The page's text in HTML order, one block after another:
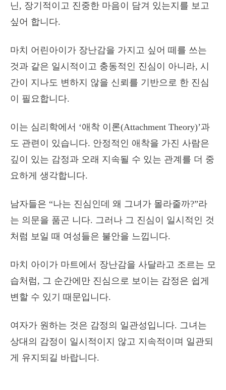
닌, 장기적이고 진중한 마음이 담겨 있는지를 보고
싶어 합니다.
마치 어린아이가 장난감을 가지고 싶어 떼를 쓰는
것과 같은 일시적이고 충동적인 진심이 아니라, 시
간이 지나도 변하지 않을 신뢰를 기반으로 한 진심
이 필요합니다.
이는 심리학에서 ‘애착 이론(Attachment Theory)’과
도 관련이 있습니다. 안정적인 애착을 가진 사람은
깊이 있는 감정과 오래 지속될 수 있는 관계를 더 중
요하게 생각합니다.
남자들은 “나는 진심인데 왜 그녀가 몰라줄까?”라
는 의문을 품곤 니다. 그러나 그 진심이 일시적인 것
처럼 보일 때 여성들은 불안을 느낍니다.
마치 아이가 마트에서 장난감을 사달라고 조르는 모
습처럼, 그 순간에만 진심으로 보이는 감정은 쉽게
변할 수 있기 때문입니다.
여자가 원하는 것은 감정의 일관성입니다. 그녀는
상대의 감정이 일시적이지 않고 지속적이며 일관되
게 유지되길 바랍니다.